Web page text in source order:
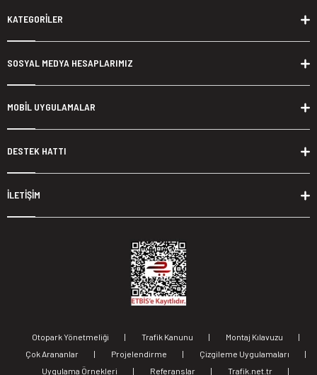
KATEGORİLER
SOSYAL MEDYA HESAPLARIMIZ
MOBİL UYGULAMALAR
DESTEK HATTI
İLETİŞİM
Otopark Yönetmeliği | Trafik Kanunu | Montaj Kılavuzu
|
Çok Arananlar
| Projelendirme | Çizgileme Uygulamaları
|
Uygulama Örnekleri
| Referanslar | Trafik.net.tr |